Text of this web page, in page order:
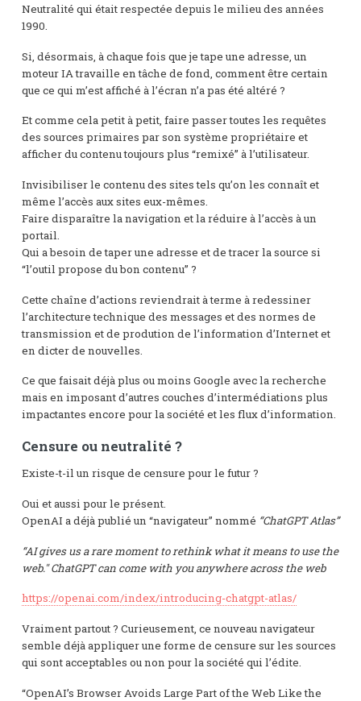
Neutralité qui était respectée depuis le milieu des années
1990.
Si, désormais, à chaque fois que je tape une adresse, un
moteur IA travaille en tâche de fond, comment être certain
que ce qui m’est affiché à l’écran n’a pas été altéré ?
Et comme cela petit à petit, faire passer toutes les requêtes
des sources primaires par son système propriétaire et
afficher du contenu toujours plus “remixé” à l’utilisateur.
Invisibiliser le contenu des sites tels qu’on les connaît et
même l’accès aux sites eux-mêmes.
Faire disparaître la navigation et la réduire à l’accès à un
portail.
Qui a besoin de taper une adresse et de tracer la source si
“l’outil propose du bon contenu” ?
Cette chaîne d’actions reviendrait à terme à redessiner
l’architecture technique des messages et des normes de
transmission et de prodution de l’information d’Internet et
en dicter de nouvelles.
Ce que faisait déjà plus ou moins Google avec la recherche
mais en imposant d’autres couches d’intermédiations plus
impactantes encore pour la société et les flux d’information.
Censure ou neutralité ?
Existe-t-il un risque de censure pour le futur ?
Oui et aussi pour le présent.
OpenAI a déjà publié un “navigateur” nommé “ChatGPT Atlas”
“AI gives us a rare moment to rethink what it means to use the
web." ChatGPT can come with you anywhere across the web
https://openai.com/index/introducing-chatgpt-atlas/
Vraiment partout ? Curieusement, ce nouveau navigateur
semble déjà appliquer une forme de censure sur les sources
qui sont acceptables ou non pour la société qui l’édite.
“OpenAI’s Browser Avoids Large Part of the Web Like the